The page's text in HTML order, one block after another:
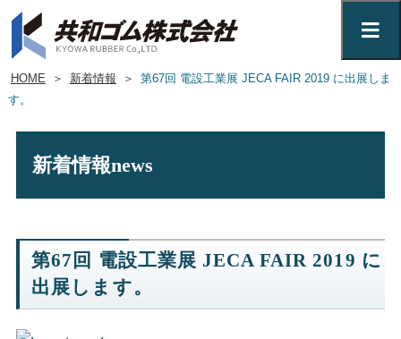
HOME ＞ 新着情報 ＞
第67回 電設工業展 JECA FAIR 2019 に出展しま
す。
新着情報news
第67回 電設工業展 JECA FAIR 2019 に
出展します。